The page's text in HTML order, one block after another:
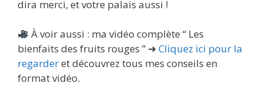
dira merci, et votre palais aussi !
À voir aussi : ma vidéo complète “ Les
bienfaits des fruits rouges ” ➜ Cliquez ici pour la
regarderet découvrez tous mes conseils en
format vidéo.